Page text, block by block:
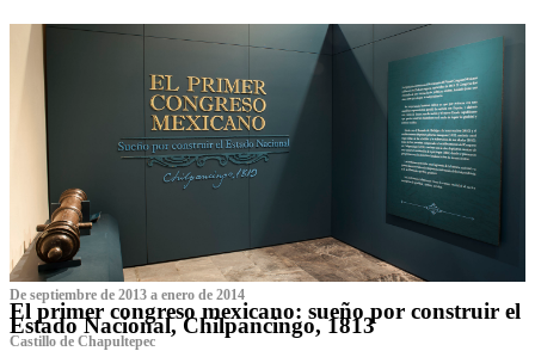
De septiembre de 2013 a enero de 2014
El primer congreso mexicano: sueño por construir el
Estado Nacional, Chilpancingo, 1813
Castillo de Chapultepec